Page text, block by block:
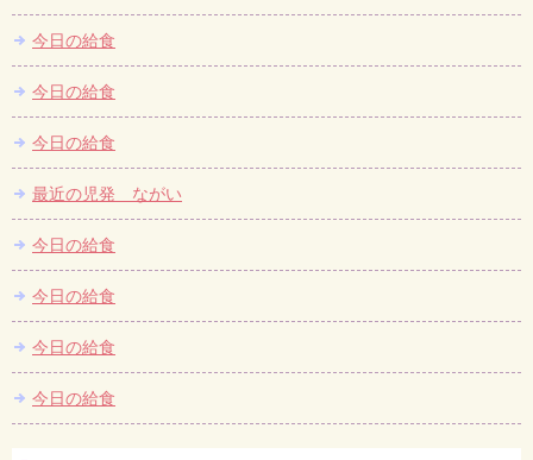
今日の給食
今日の給食
今日の給食
最近の児発 ながい
今日の給食
今日の給食
今日の給食
今日の給食